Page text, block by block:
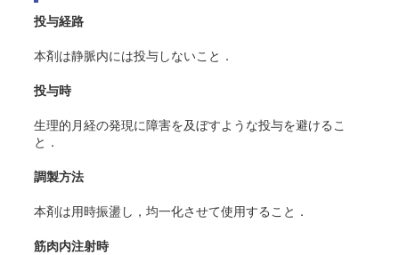
投与経路
本剤は静脈内には投与しないこと．
投与時
生理的月経の発現に障害を及ぼすような投与を避けるこ
と．
調製方法
本剤は用時振盪し，均一化させて使用すること．
筋肉内注射時